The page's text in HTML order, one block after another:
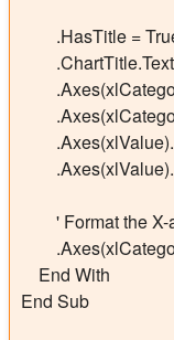
.HasTitle =
' Format
    End With
End Sub